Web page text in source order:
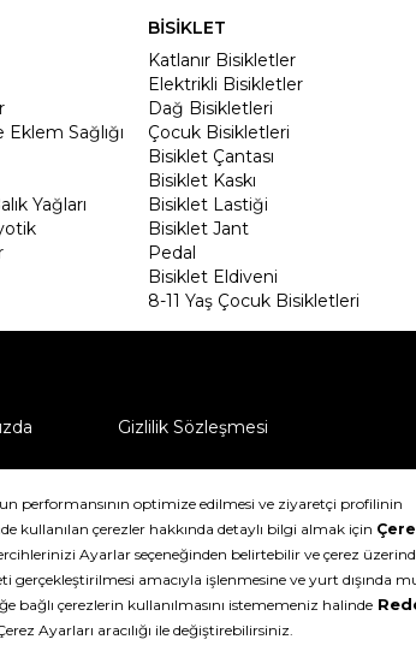
Sağlığı
Yağları
BİSİKLET
Katlanır Bisikletler
Elektrikli Bisikletler
Dağ Bisikletleri
Çocuk Bisikletleri
Bisiklet Çantası
Bisiklet Kaskı
Bisiklet Lastiği
Bisiklet Jant
Pedal
Bisiklet Eldiveni
8-11 Yaş Çocuk Bisikletleri
Gizlilik Sözleşmesi